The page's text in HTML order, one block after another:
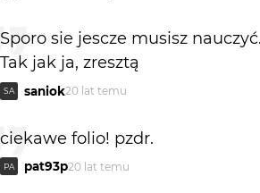
Sporo sie jescze musisz nauczyć.
Tak jak ja, zresztą
SA saniok20 lat temu
ciekawe folio! pzdr.
PA pat93p20 lat temu